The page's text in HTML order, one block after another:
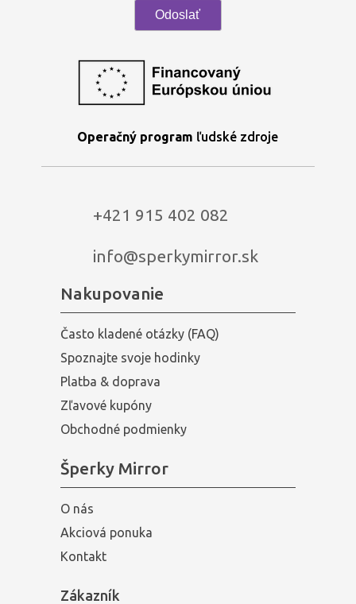
Operačný program ľudské zdroje
+421 915 402 082
info@sperkymirror.sk
Nakupovanie
Často kladené otázky (FAQ)
Spoznajte svoje hodinky
Platba & doprava
Zľavové kupóny
Obchodné podmienky
Šperky Mirror
O nás
Akciová ponuka
Kontakt
Zákazník